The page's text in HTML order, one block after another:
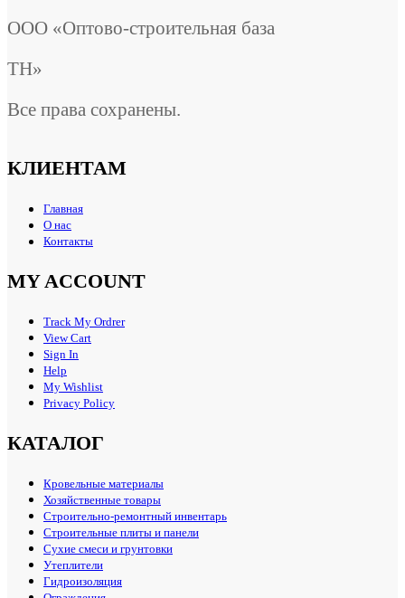
ООО «Оптово-строительная база
ТН»
Все права сохранены.
КЛИЕНТАМ
Главная
О нас
Контакты
MY ACCOUNT
Track My Ordrer
View Cart
Sign In
Help
My Wishlist
Privacy Policy
КАТАЛОГ
Кровельные материалы
Хозяйственные товары
Строительно-ремонтный инвентарь
Строительные плиты и панели
Сухие смеси и грунтовки
Утеплители
Гидроизоляция